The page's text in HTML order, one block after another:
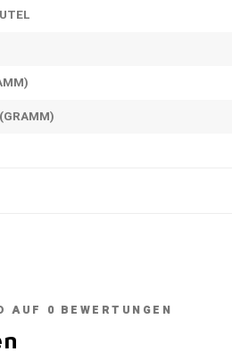
AUF 0 BEWERTUNGEN